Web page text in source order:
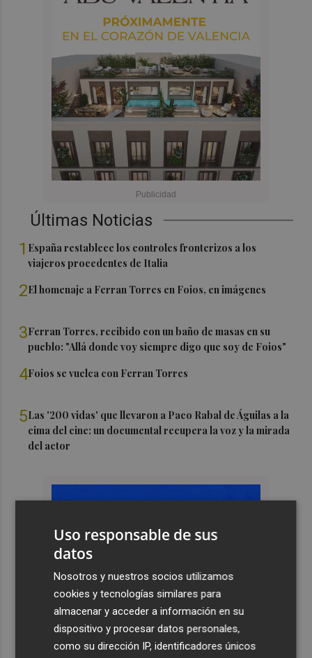
Últimas Noticias
1 España restablece los controles fronterizos a los
viajeros procedentes de Italia
2El homenaje a Ferran Torres en Foios, en imágenes
3Ferran Torres, recibido con un baño de masas en su
pueblo: "Allá donde voy siempre digo que soy de Foios"
4Foios se vuelca con Ferran Torres
5Las '200 vidas' que llevaron a Paco Rabal de Águilas a la
cima del cine: un documental recupera la voz y la mirada
del actor
Uso responsable de sus
datos
Nosotros y nuestros socios utilizamos
cookies y tecnologías similares para
almacenar y acceder a información en su
dispositivo y procesar datos personales,
como su dirección IP, identificadores únicos